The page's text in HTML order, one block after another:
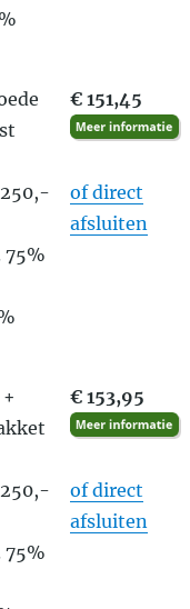
75%
€ 151,45
of direct
afsluiten
75%
€ 153,95
of direct
afsluiten